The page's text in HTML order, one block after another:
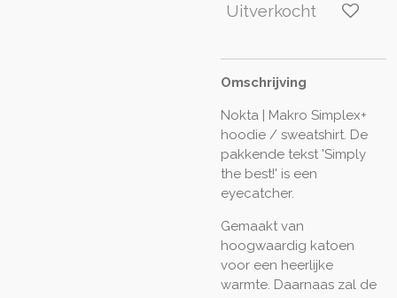
Uitverkocht
Omschrijving
Nokta | Makro Simplex+
hoodie / sweatshirt. De
pakkende tekst 'Simply
the best!' is een
eyecatcher.
Gemaakt van
hoogwaardig katoen
voor een heerlijke
warmte. Daarnaas zal de